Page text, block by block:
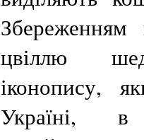
цвіллю
іконопису,
Україні, в